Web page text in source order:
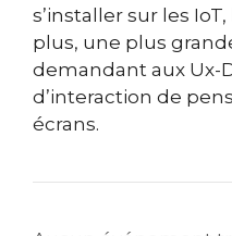
s’installer sur les
plus, une plus
demandant aux Ux-
d’interaction de
écrans.